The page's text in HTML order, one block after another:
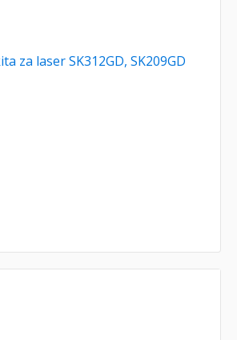
za laser SK312GD, SK209GD